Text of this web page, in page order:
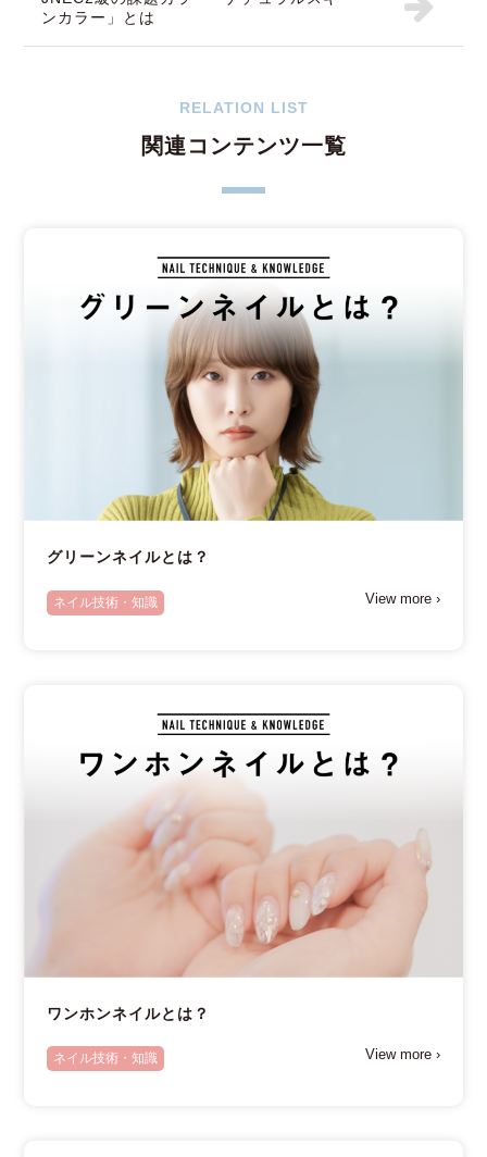
ンカラー」とは
RELATION LIST
関連コンテンツ一覧
グリーンネイルとは？
ネイル技術・知識 View more ›
ワンホンネイルとは？
ネイル技術・知識 View more ›